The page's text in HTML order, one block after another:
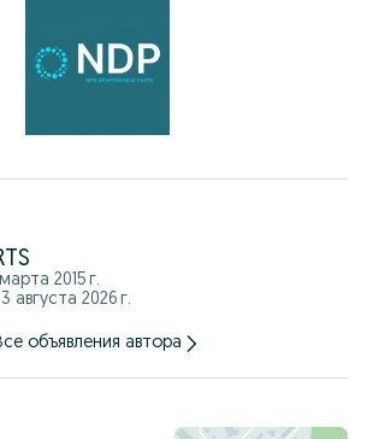
стоимость рассчитывается
Батыра, 58Б, ЖК "Экспо Бульвар
марта 2015 г.
августа 2026 г.
объявления автора